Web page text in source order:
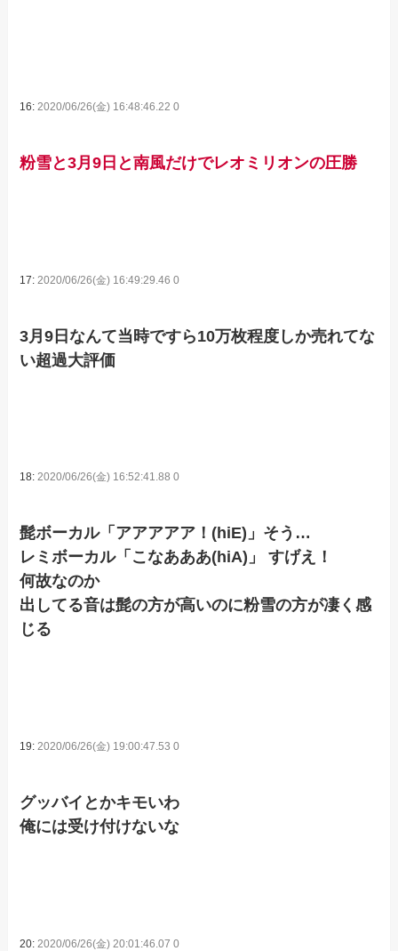
16:2020/06/26(金) 16:48:46.22 0
粉雪と3月9日と南風だけでレオミリオンの圧勝
17: 2020/06/26(金) 16:49:29.46 0
3月9日なんて当時ですら10万枚程度しか売れてな
い超過大評価
18:2020/06/26(金) 16:52:41.88 0
髭ボーカル「アアアアア！(hiE)」そう…
レミボーカル「こなあああ(hiA)」 すげえ！
何故なのか
出してる音は髭の方が高いのに粉雪の方が凄く感
じる
19:2020/06/26(金) 19:00:47.53 0
グッバイとかキモいわ
俺には受け付けないな
20: 2020/06/26(金) 20:01:46.07 0